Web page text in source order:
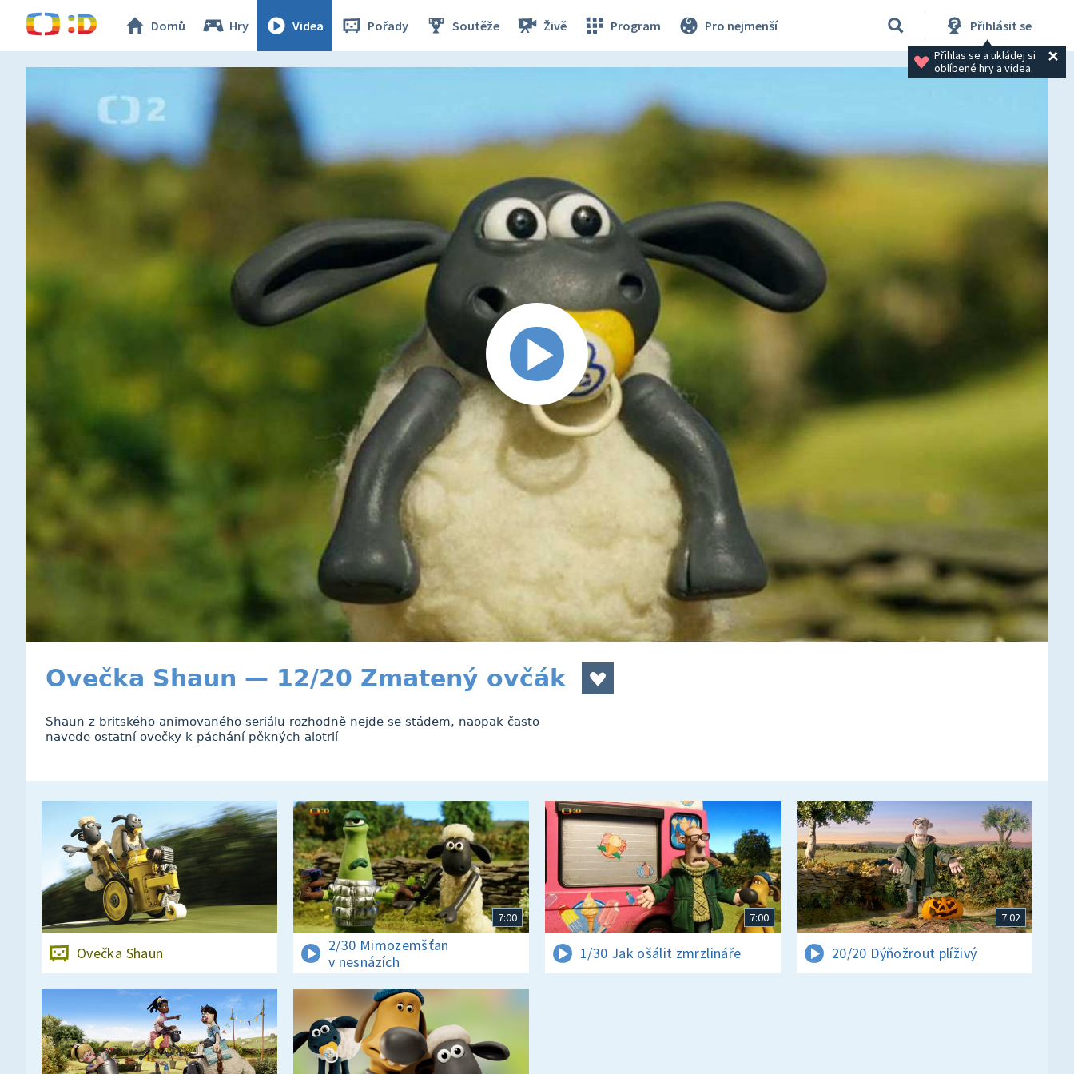
Domů Hry Videa Pořady Soutěže Živě Program Pro nejmenší Přihlásit se
Přihlas se a ukládej si
oblíbené hry a videa.
Ovečka Shaun — 12/20 Zmatený ovčák
Shaun z britského animovaného seriálu rozhodně nejde se stádem, naopak často
navede ostatní ovečky k páchání pěkných alotrií
Ovečka Shaun
7:00
2/30 Mimozemšťan
v nesnázích
7:00
1/30 Jak ošálit zmrzlináře
7:02
20/20 Dýňožrout plíživý